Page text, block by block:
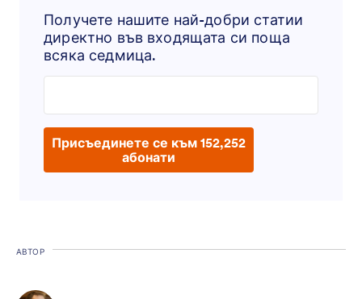
Получете нашите най-добри статии
директно във входящата си поща
всяка седмица.
Присъединете се към 152,252
абонати
АВТОР